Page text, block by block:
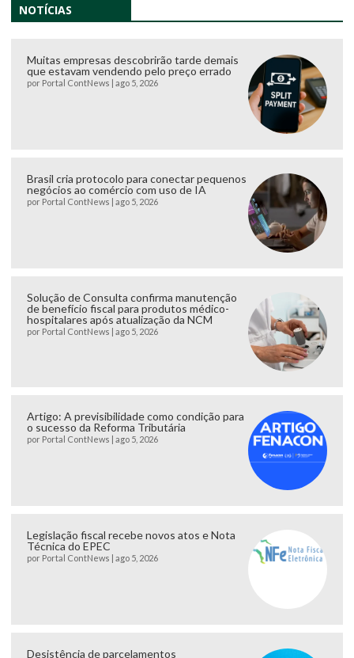
NOTÍCIAS
Muitas empresas descobrirão tarde demais
que estavam vendendo pelo preço errado
por Portal ContNews | ago 5, 2026
Brasil cria protocolo para conectar pequenos
negócios ao comércio com uso de IA
por Portal ContNews | ago 5, 2026
Solução de Consulta confirma manutenção
de benefício fiscal para produtos médico-
hospitalares após atualização da NCM
por Portal ContNews | ago 5, 2026
Artigo: A previsibilidade como condição para
o sucesso da Reforma Tributária
por Portal ContNews | ago 5, 2026
Legislação fiscal recebe novos atos e Nota
Técnica do EPEC
por Portal ContNews | ago 5, 2026
Desistência de parcelamentos